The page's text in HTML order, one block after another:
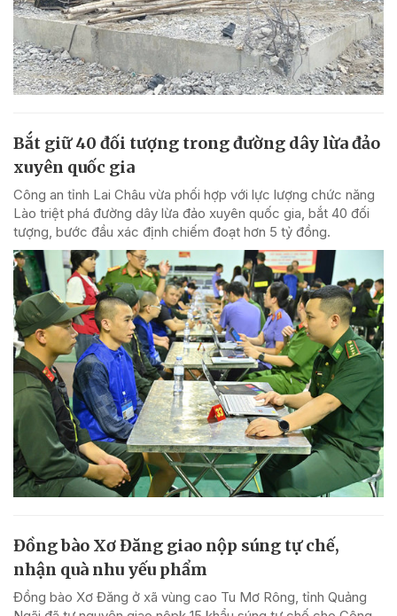
Bắt giữ 40 đối tượng trong đường dây lừa đảo
xuyên quốc gia
Công an tỉnh Lai Châu vừa phối hợp với lực lượng chức năng
Lào triệt phá đường dây lừa đảo xuyên quốc gia, bắt 40 đối
tượng, bước đầu xác định chiếm đoạt hơn 5 tỷ đồng.
Đồng bào Xơ Đăng giao nộp súng tự chế,
nhận quà nhu yếu phẩm
Đồng bào Xơ Đăng ở xã vùng cao Tu Mơ Rông, tỉnh Quảng